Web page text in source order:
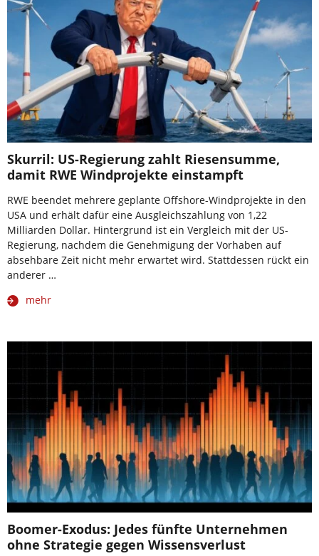
Skurril: US-Regierung zahlt Riesensumme,
damit RWE Windprojekte einstampft
RWE beendet mehrere geplante Offshore-Windprojekte in den
USA und erhält dafür eine Ausgleichszahlung von 1,22
Milliarden Dollar. Hintergrund ist ein Vergleich mit der US-
Regierung, nachdem die Genehmigung der Vorhaben auf
absehbare Zeit nicht mehr erwartet wird. Stattdessen rückt ein
anderer …
mehr
Boomer-Exodus: Jedes fünfte Unternehmen
ohne Strategie gegen Wissensverlust